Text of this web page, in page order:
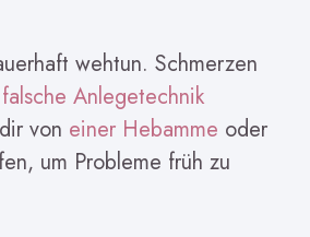
wehtun. Schmerzen
falsche Anlegetechnik
von einer Hebamme oder
um Probleme früh zu